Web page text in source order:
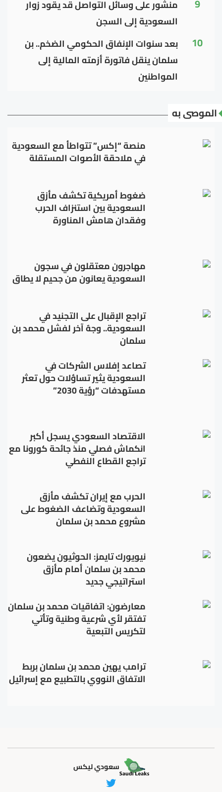
منشور على وسائل التواصل قد يقود زوار
السعودية إلى السجن
10
بعد سنوات الإنفاق الحكومي الضخم.. بن
سلمان ينقل فاتورة أزمته المالية إلى
المواطنين
الموصى به
منصة “إكس” تتواطأ مع السعودية
في ملاحقة الأصوات المستقلة
ضغوط أمريكية تكشف مأزق
السعودية بين استنزاف الحرب
وفقدان هامش المناورة
مهاجرون معتقلون في سجون
السعودية يعانون من جحيم لا يطاق
تراجع الإقبال على التجنيد في
السعودية.. وجهٌ آخر لفشل محمد بن
سلمان
تصاعد إفلاس الشركات في
السعودية يثير تساؤلات حول تعثر
مستهدفات “رؤية 2030”
الاقتصاد السعودي يسجل أكبر
انكماش فصلي منذ جائحة كورونا مع
تراجع القطاع النفطي
الحرب مع إيران تكشف مأزق
السعودية وتضاعف الضغوط على
مشروع محمد بن سلمان
نيويورك تايمز: الحوثيون يضعون
محمد بن سلمان أمام مأزق
استراتيجي جديد
معارضون: اتفاقيات محمد بن سلمان
تفتقر لأي شرعية وطنية وتأتي
لتكريس التبعية
ترامب يهين محمد بن سلمان بربط
الاتفاق النووي بالتطبيع مع إسرائيل
سعودي ليكس